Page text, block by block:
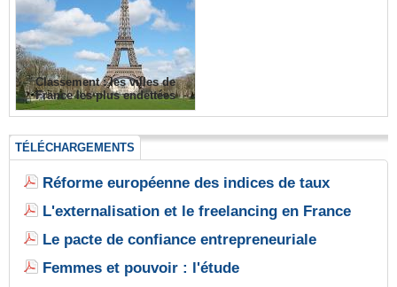
Classement : les villes de
France les plus endettées
TÉLÉCHARGEMENTS
Réforme européenne des indices de taux
L'externalisation et le freelancing en France
Le pacte de confiance entrepreneuriale
Femmes et pouvoir : l'étude